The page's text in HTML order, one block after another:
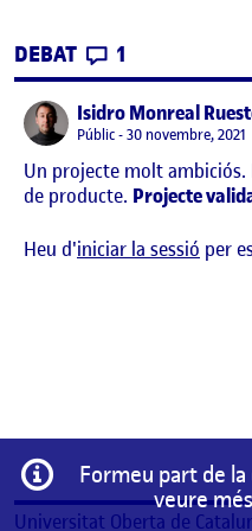
DEBAT 1
Isidro Monreal
Visibilitat:
Públic 30 novembre, 2021
Un projecte molt
de producte. Projecte
Heu d'iniciar la sessió per
Informació
Formeu part de
veure
Universitat Oberta de